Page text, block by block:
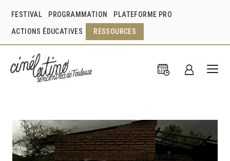
FESTIVAL PROGRAMMATION PLATEFORME PRO
ACTIONS ÉDUCATIVES RESSOURCES